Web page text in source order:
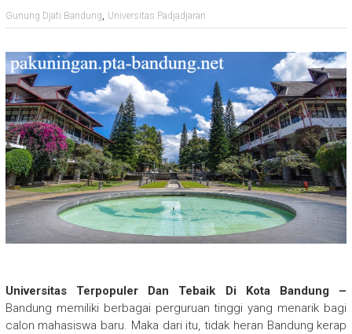
Gunung Djati Bandung, Universitas Padjadjaran
Universitas Terpopuler Dan Tebaik Di Kota Bandung –
Bandung memiliki berbagai perguruan tinggi yang menarik bagi
calon mahasiswa baru. Maka dari itu, tidak heran Bandung kerap